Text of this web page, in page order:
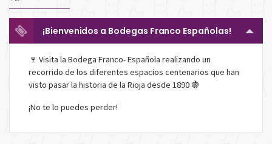
¡Bienvenidos a Bodegas Franco Españolas!
🍷 Visita la Bodega Franco- Española realizando un
recorrido de los diferentes espacios centenarios que han
visto pasar la historia de la Rioja desde 1890 🍇
¡No te lo puedes perder!